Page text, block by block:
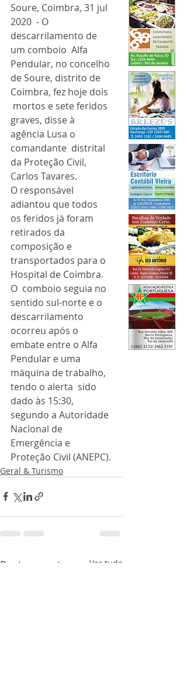
Soure, Coimbra, 31 jul
2020  - O
descarrilamento de
um comboio  Alfa
Pendular, no concelho
de Soure, distrito de
Coimbra, fez hoje dois
mortos e sete feridos
graves, disse à
agência Lusa o
comandante  distrital
da Proteção Civil,
Carlos Tavares.
O responsável
adiantou que todos
os feridos já foram
retirados da
composição e
transportados para o
Hospital de Coimbra.
O  comboio seguia no
sentido sul-norte e o
descarrilamento
ocorreu após o
embate entre o Alfa
Pendular e uma
máquina de trabalho,
tendo o alerta  sido
dado às 15:30,
segundo a Autoridade
Nacional de
Emergência e
Proteção Civil (ANEPC).
Geral & Turismo
Posts recentes Ver tudo